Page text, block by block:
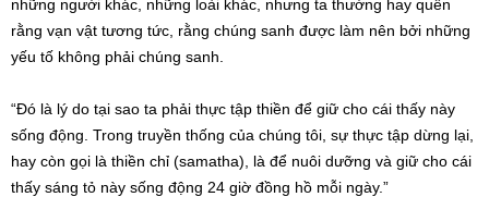
những người khác, những loài khác, nhưng ta thường hay quên
rằng vạn vật tương tức, rằng chúng sanh được làm nên bởi những
yếu tố không phải chúng sanh.
“Đó là lý do tại sao ta phải thực tập thiền để giữ cho cái thấy này
sống động. Trong truyền thống của chúng tôi, sự thực tập dừng lại,
hay còn gọi là thiền chỉ (samatha), là để nuôi dưỡng và giữ cho cái
thấy sáng tỏ này sống động 24 giờ đồng hồ mỗi ngày.”